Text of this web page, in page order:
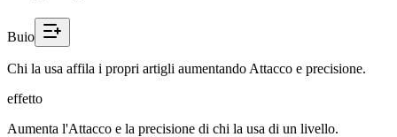
Buio
Chi la usa affila i propri artigli aumentando Attacco e precisione.
effetto
Aumenta l'Attacco e la precisione di chi la usa di un livello.